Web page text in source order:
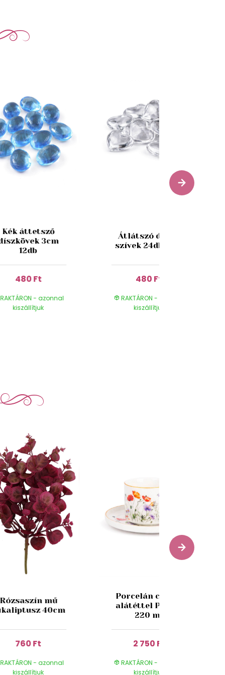
Kék áttetsző
3cm
12db
480 Ft
RAKTÁRON - azonnal
kiszállítjuk
Átlátszó dekor
szívek 24db 2cm
480 Ft
RAKTÁRON - azonnal
kiszállítjuk
Rózsaszín mű
40cm
760 Ft
RAKTÁRON - azonnal
kiszállítjuk
Porcelán csésze
alátéttel Pipacs
220 ml
2 750 Ft
RAKTÁRON - azonnal
kiszállítjuk